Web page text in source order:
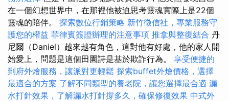
在一個幻想世界中，在那裡他被迫思考靈魂實際上是22個
靈魂的陪伴。 探索數位行銷策略 新竹徵信社，專業服務守
護您的權益 菲律賓簽證辦理的注意事項 推拿與整復結合 丹
尼爾（Daniel）越來越有角色，這對他有好處，他的家人開
始愛上，問題是這個田園詩是基於欺詐行為。 享受便捷的
到府外燴服務，讓派對更輕鬆 探索buffet外燴價格，選擇
最適合的方案 了解不同類型的養老院，讓您選擇最合適 漏
水打針效果，了解漏水打針撐多久，確保修復效果 中式外